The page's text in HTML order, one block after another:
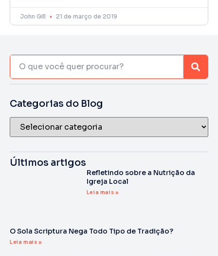
John Gill 21 de março de 2019
Categorias do Blog
Últimos artigos
Refletindo sobre a Nutrição da
Igreja Local
Leia mais »
O Sola Scriptura Nega Todo Tipo de Tradição?
Leia mais »